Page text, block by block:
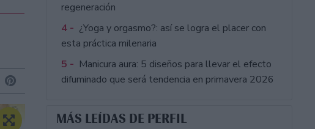
regeneración
4 - ¿Yoga y orgasmo?: así se logra el placer con
esta práctica milenaria
5 - Manicura aura: 5 diseños para llevar el efecto
difuminado que será tendencia en primavera 2026
MÁS LEÍDAS DE PERFIL